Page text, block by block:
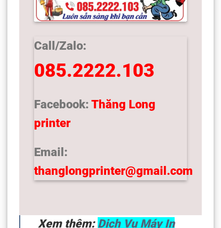
Call/Zalo:
085.2222.103
Facebook: Thăng Long
printer
Email:
thanglongprinter@gmail.com
Xem thêm:Dịch Vụ Máy In